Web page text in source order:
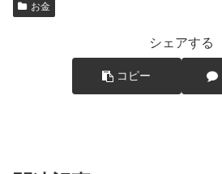
お金
シェアする
コピー